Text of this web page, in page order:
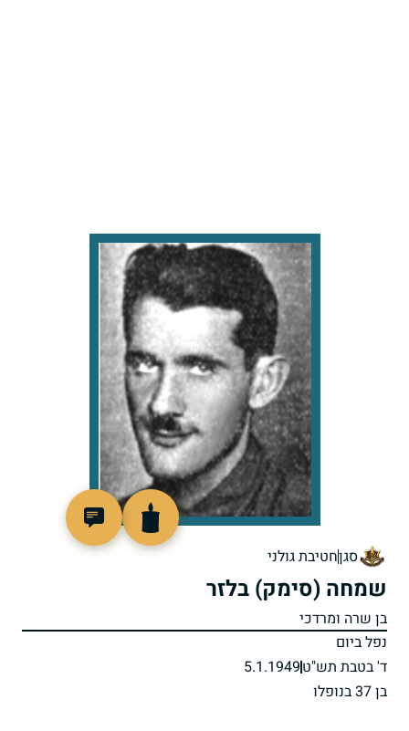
סגןחטיבת גולני
שמחה (סימק) בלזר
בן שרה ומרדכי
נפל ביום
ד' בטבת תש"ט5.1.1949
בן 37 בנופלו